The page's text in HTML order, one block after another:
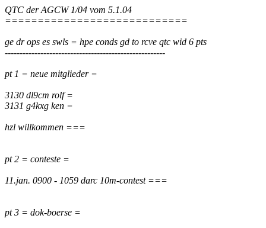
QTC der AGCW 1/04 vom 5.1.04
============================
ge dr ops es swls = hpe conds gd to rcve qtc wid 6 pts
------------------------------------------------------
pt 1 = neue mitglieder =
3130 dl9cm rolf =
3131 g4kxg ken =
hzl willkommen ===
pt 2 = conteste =
11.jan. 0900 - 1059 darc 10m-contest ===
pt 3 = dok-boerse =